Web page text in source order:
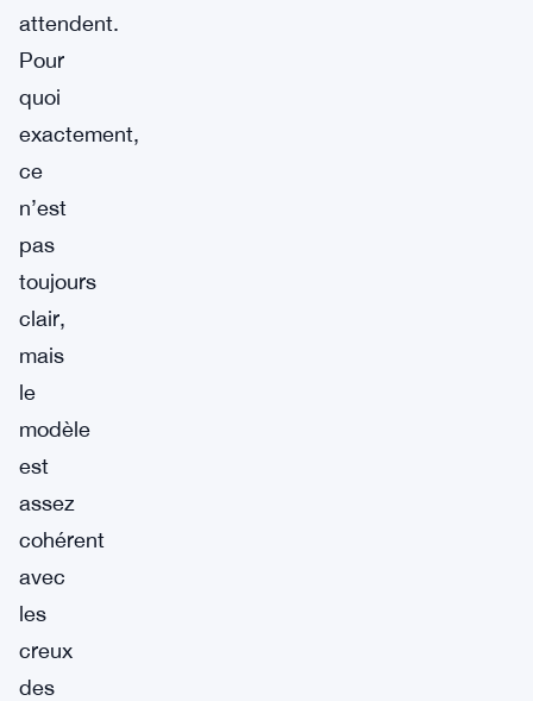
attendent.
Pour
quoi
exactement,
ce
n’est
pas
toujours
clair,
mais
le
modèle
est
assez
cohérent
avec
les
creux
des